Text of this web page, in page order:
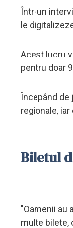
Într-un
le
Acest lucru
pentru doar
Începând de
regionale,
Biletul
"Oamenii au
multe bilete,